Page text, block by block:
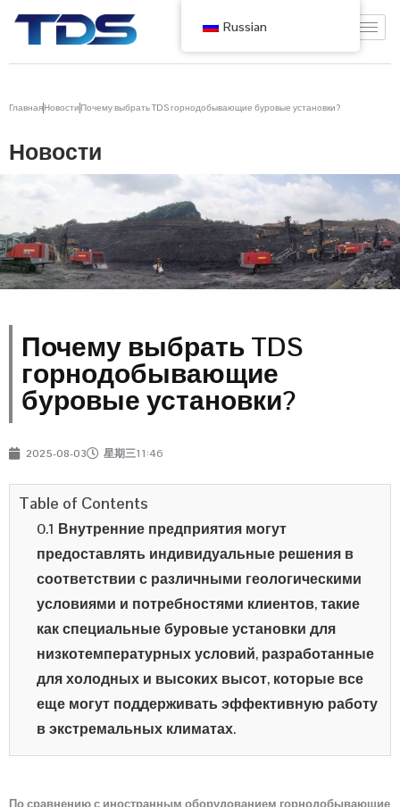
ГлавнаяНовости Почему выбрать TDS горнодобывающие буровые установки?
Новости
Почему выбрать TDS
горнодобывающие
буровые установки?
2025-08-03 星期三11:46
Table of Contents
0.1 Внутренние предприятия могут
предоставлять индивидуальные решения в
соответствии с различными геологическими
условиями и потребностями клиентов, такие
как специальные буровые установки для
низкотемпературных условий, разработанные
для холодных и высоких высот, которые все
еще могут поддерживать эффективную работу
в экстремальных климатах.
По сравнению с иностранным оборудованием горнодобывающие
Russian